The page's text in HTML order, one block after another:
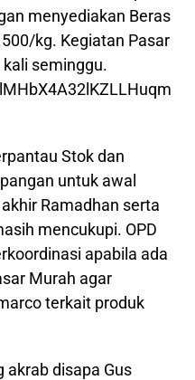
menyediakan Beras
kg. Kegiatan Pasar
seminggu.
Stok dan
untuk awal
Ramadhan serta
mencukupi. OPD
apabila ada
Murah agar
terkait produk
akrab disapa Gus